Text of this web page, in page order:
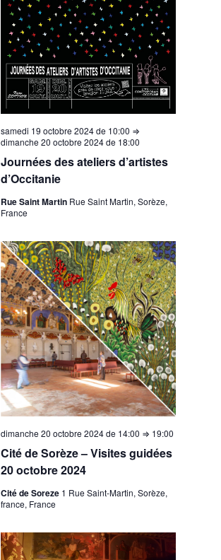
Journées des ateliers d’artistes
d’Occitanie
samedi 19 octobre 2024 de 10:00 ⇒
dimanche 20 octobre 2024 de 18:00
Rue Saint Martin Rue Saint Martin, Sorèze,
France
Cité de Sorèze – Visites guidées
20 octobre 2024
dimanche 20 octobre 2024 de 14:00 ⇒ 19:00
Cité de Soreze 1 Rue Saint-Martin, Sorèze,
france, France